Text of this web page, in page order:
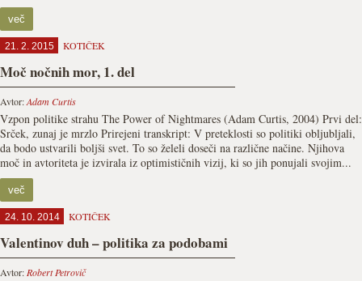
več
21. 2. 2015 KOTIČEK
Moč nočnih mor, 1. del
Avtor:Adam Curtis
Vzpon politike strahu The Power of Nightmares (Adam Curtis, 2004) Prvi del:
Srček, zunaj je mrzlo Prirejeni transkript: V preteklosti so politiki obljubljali,
da bodo ustvarili boljši svet. To so želeli doseči na različne načine. Njihova
moč in avtoriteta je izvirala iz optimističnih vizij, ki so jih ponujali svojim...
več
24. 10. 2014 KOTIČEK
Valentinov duh – politika za podobami
Avtor: Robert Petrovič